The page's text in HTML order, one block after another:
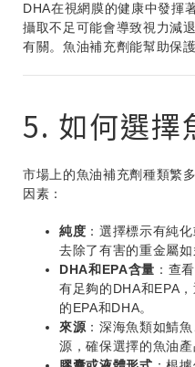
DHA在視網膜的健康中發揮
攝取不足可能會導致視力減
有關。魚油補充劑能幫助保
5. 如何選擇
市場上的魚油補充劑種類繁
因素：
純度 ：選擇標示有純
去除了有害的重金屬如
DHA和EPA含量 ：查
有足夠的DHA和EPA
的EPA和DHA。
來源 ：深海魚類如鯖
源，確保選擇的魚油產